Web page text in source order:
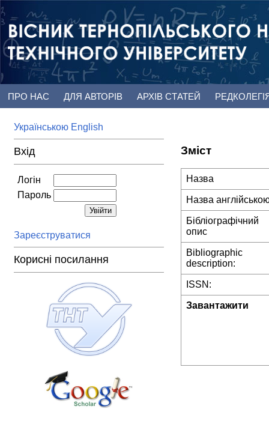
ПРО НАС ДЛЯ АВТОРІВ АРХІВ СТАТЕЙ
Українською English
Вхід
Логін
Пароль
Зареєструватися
Корисні посилання
Зміст
Назва
Назва
Бібліографічний
опис
Bibliographic
description:
ISSN:
Завантажити